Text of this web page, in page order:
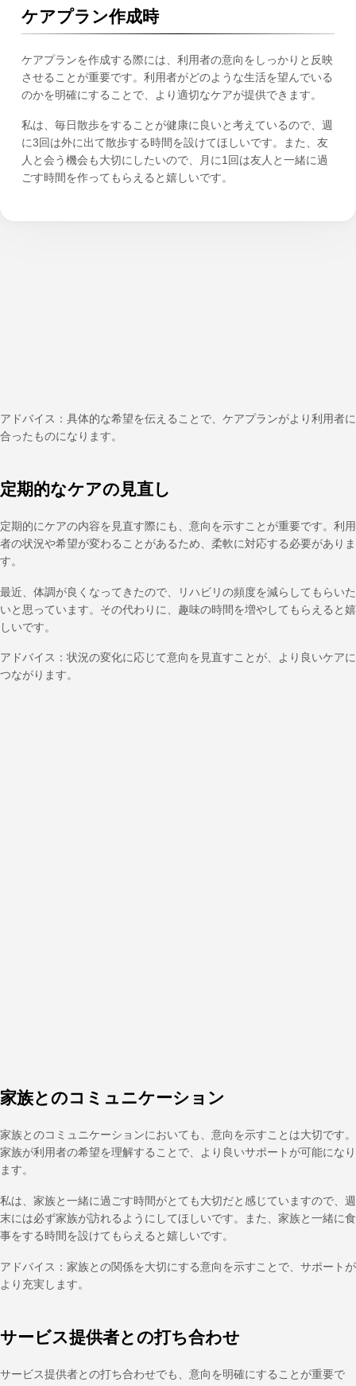
ケアプラン作成時
ケアプランを作成する際には、利用者の意向をしっかりと反映
させることが重要です。利用者がどのような生活を望んでいる
のかを明確にすることで、より適切なケアが提供できます。
私は、毎日散歩をすることが健康に良いと考えているので、週
に3回は外に出て散歩する時間を設けてほしいです。また、友
人と会う機会も大切にしたいので、月に1回は友人と一緒に過
ごす時間を作ってもらえると嬉しいです。
アドバイス：具体的な希望を伝えることで、ケアプランがより利用者に
合ったものになります。
定期的なケアの見直し
定期的にケアの内容を見直す際にも、意向を示すことが重要です。利用
者の状況や希望が変わることがあるため、柔軟に対応する必要がありま
す。
最近、体調が良くなってきたので、リハビリの頻度を減らしてもらいた
いと思っています。その代わりに、趣味の時間を増やしてもらえると嬉
しいです。
アドバイス：状況の変化に応じて意向を見直すことが、より良いケアに
つながります。
家族とのコミュニケーション
家族とのコミュニケーションにおいても、意向を示すことは大切です。
家族が利用者の希望を理解することで、より良いサポートが可能になり
ます。
私は、家族と一緒に過ごす時間がとても大切だと感じていますので、週
末には必ず家族が訪れるようにしてほしいです。また、家族と一緒に食
事をする時間を設けてもらえると嬉しいです。
アドバイス：家族との関係を大切にする意向を示すことで、サポートが
より充実します。
サービス提供者との打ち合わせ
サービス提供者との打ち合わせでも、意向を明確にすることが重要で